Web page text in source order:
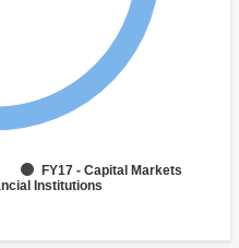
FY17 - Capital Markets
Institutions